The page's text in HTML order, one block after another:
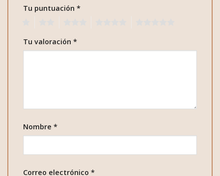
Tu puntuación *
Tu valoración *
Nombre *
Correo electrónico *